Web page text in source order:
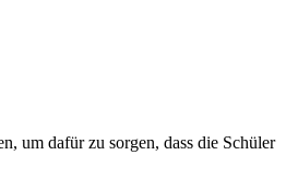
um dafür zu sorgen, dass die Schüler